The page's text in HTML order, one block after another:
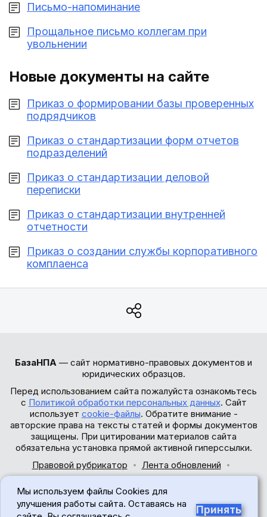
Письмо-напоминание
Прощальное письмо коллегам при
увольнении
Новые документы на сайте
Приказ о формировании базы проверенных
подрядчиков
Приказ о стандартизации форм отчетов
подразделений
Приказ о стандартизации деловой
переписки
Приказ о стандартизации внутренней
отчетности
Приказ о создании службы корпоративного
комплаенса
БазаНПА — сайт нормативно-правовых документов и
юридических образцов.
Перед использованием сайта пожалуйста ознакомьтесь
с Политикой обработки персональных данных. Сайт
использует cookie-файлы. Обратите внимание -
авторские права на тексты статей и формы документов
защищены. При цитировании материалов сайта
обязательна установка прямой активной гиперссылки.
Правовой рубрикатор
Лента обновлений
© 2017-2026
Мы используем файлы Cookies для
улучшения работы сайта. Оставаясь на
Принять